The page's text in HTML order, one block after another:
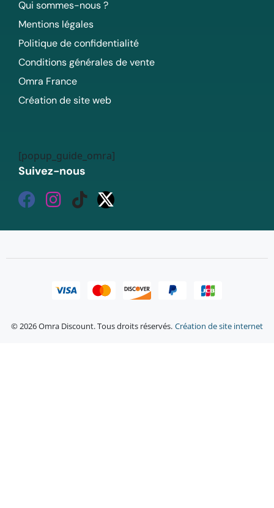
Qui sommes-nous ?
Mentions légales
Politique de confidentialité
Conditions générales de vente
Omra France
Création de site web
[popup_guide_omra]
Suivez-nous
© 2026 Omra Discount. Tous droits réservés. Création de site internet